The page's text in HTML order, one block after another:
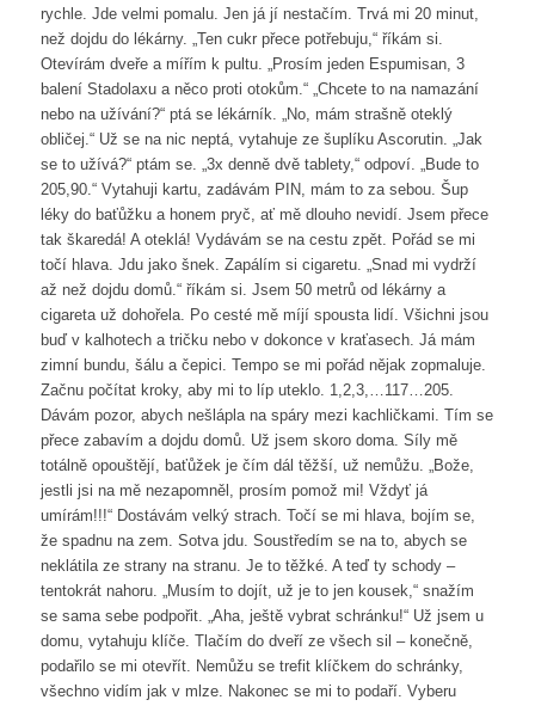
rychle. Jde velmi pomalu. Jen já jí nestačím. Trvá mi 20 minut,
než dojdu do lékárny. „Ten cukr přece potřebuju,“ říkám si.
Otevírám dveře a mířím k pultu. „Prosím jeden Espumisan, 3
balení Stadolaxu a něco proti otokům.“ „Chcete to na namazání
nebo na užívání?“ ptá se lékárník. „No, mám strašně oteklý
obličej.“ Už se na nic neptá, vytahuje ze šuplíku Ascorutin. „Jak
se to užívá?“ ptám se. „3x denně dvě tablety,“ odpoví. „Bude to
205,90.“ Vytahuji kartu, zadávám PIN, mám to za sebou. Šup
léky do baťůžku a honem pryč, ať mě dlouho nevidí. Jsem přece
tak škaredá! A oteklá! Vydávám se na cestu zpět. Pořád se mi
točí hlava. Jdu jako šnek. Zapálím si cigaretu. „Snad mi vydrží
až než dojdu domů.“ říkám si. Jsem 50 metrů od lékárny a
cigareta už dohořela. Po cesté mě míjí spousta lidí. Všichni jsou
buď v kalhotech a tričku nebo v dokonce v kraťasech. Já mám
zimní bundu, šálu a čepici. Tempo se mi pořád nějak zopmaluje.
Začnu počítat kroky, aby mi to líp uteklo. 1,2,3,…117…205.
Dávám pozor, abych nešlápla na spáry mezi kachličkami. Tím se
přece zabavím a dojdu domů. Už jsem skoro doma. Síly mě
totálně opouštějí, baťůžek je čím dál těžší, už nemůžu. „Bože,
jestli jsi na mě nezapomněl, prosím pomož mi! Vždyť já
umírám!!!“ Dostávám velký strach. Točí se mi hlava, bojím se,
že spadnu na zem. Sotva jdu. Soustředím se na to, abych se
neklátila ze strany na stranu. Je to těžké. A teď ty schody –
tentokrát nahoru. „Musím to dojít, už je to jen kousek,“ snažím
se sama sebe podpořit. „Aha, ještě vybrat schránku!“ Už jsem u
domu, vytahuju klíče. Tlačím do dveří ze všech sil – konečně,
podařilo se mi otevřít. Nemůžu se trefit klíčkem do schránky,
všechno vidím jak v mlze. Nakonec se mi to podaří. Vyberu